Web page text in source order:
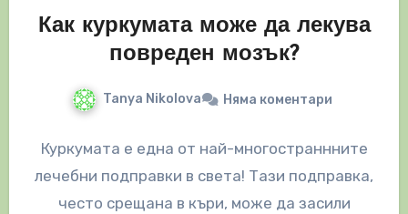
Как куркумата може да лекува
повреден мозък?
Tanya Nikolova Няма коментари
Куркумата е една от най-многостраннните
лечебни подправки в света! Тази подправка,
често срещана в къри, може да засили